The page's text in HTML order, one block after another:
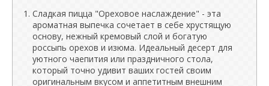
Сладкая пицца "Ореховое наслаждение" - эта
ароматная выпечка сочетает в себе хрустящую
основу, нежный кремовый слой и богатую
россыпь орехов и изюма. Идеальный десерт для
уютного чаепития или праздничного стола,
который точно удивит ваших гостей своим
оригинальным вкусом и аппетитным внешним